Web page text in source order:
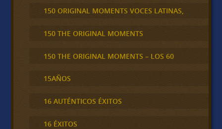
150 ORIGINAL MOMENTS VOCES LATINAS,
150 THE ORIGINAL MOMENTS
150 THE ORIGINAL MOMENTS – LOS 60
15AÑOS
16 AUTÉNTICOS ÉXITOS
16 ÉXITOS